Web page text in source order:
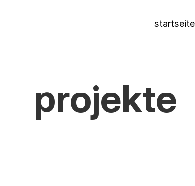
startseite
projekte